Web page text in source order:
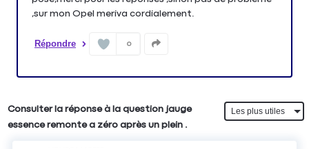
,sur mon Opel meriva cordialement.
Répondre 0
Consulter la réponse à la question jauge
essence remonte a zéro après un plein .